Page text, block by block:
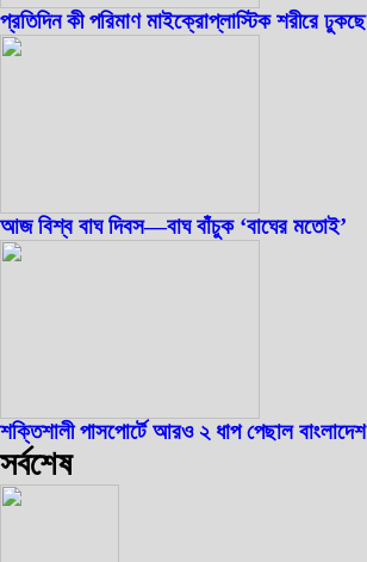
প্রতিদিন কী পরিমাণ মাইক্রোপ্লাস্টিক শরীরে ঢুকছে
আজ বিশ্ব বাঘ দিবস—বাঘ বাঁচুক ‘বাঘের মতোই’
শক্তিশালী পাসপোর্টে আরও ২ ধাপ পেছাল বাংলাদেশ
সর্বশেষ